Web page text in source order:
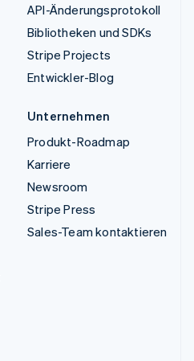
API-Änderungsprotokoll
Bibliotheken und SDKs
Stripe Projects
Entwickler-Blog
Unternehmen
Produkt-Roadmap
Karriere
Newsroom
Stripe Press
Sales-Team kontaktieren